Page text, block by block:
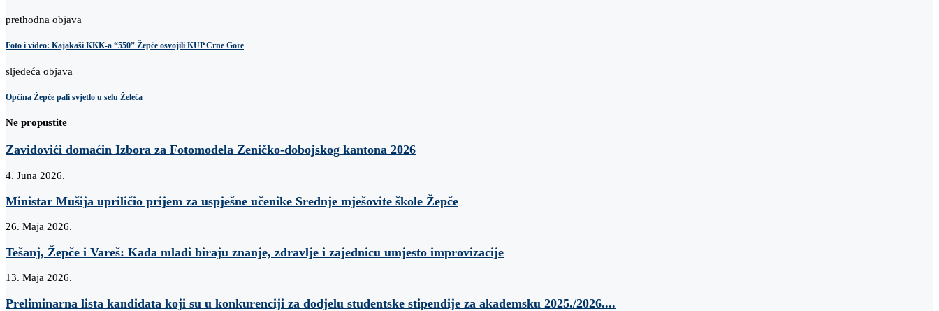
prethodna objava
Foto i video: Kajakaši KKK-a “550” Žepče osvojili KUP Crne Gore
sljedeća objava
Općina Žepče pali svjetlo u selu Želeća
Ne propustite
Zavidovići domaćin Izbora za Fotomodela Zeničko-dobojskog kantona 2026
4. Juna 2026.
Ministar Mušija upriličio prijem za uspješne učenike Srednje mješovite škole Žepče
26. Maja 2026.
Tešanj, Žepče i Vareš: Kada mladi biraju znanje, zdravlje i zajednicu umjesto improvizacije
13. Maja 2026.
Preliminarna lista kandidata koji su u konkurenciji za dodjelu studentske stipendije za akademsku 2025./2026....